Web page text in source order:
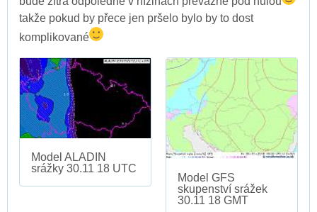
takže pokud by přece jen pršelo bylo by to dost
komplikované
Model ALADIN
srážky 30.11 18 UTC
Model GFS
skupenství srážek
30.11 18 GMT